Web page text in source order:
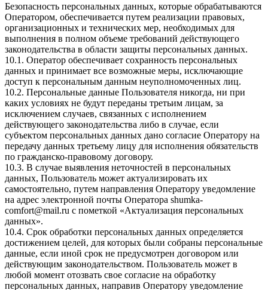
Безопасность персональных данных, которые обрабатываются
Оператором, обеспечивается путем реализации правовых,
организационных и технических мер, необходимых для
выполнения в полном объеме требований действующего
законодательства в области защиты персональных данных.
10.1. Оператор обеспечивает сохранность персональных
данных и принимает все возможные меры, исключающие
доступ к персональным данным неуполномоченных лиц.
10.2. Персональные данные Пользователя никогда, ни при
каких условиях не будут переданы третьим лицам, за
исключением случаев, связанных с исполнением
действующего законодательства либо в случае, если
субъектом персональных данных дано согласие Оператору на
передачу данных третьему лицу для исполнения обязательств
по гражданско-правовому договору.
10.3. В случае выявления неточностей в персональных
данных, Пользователь может актуализировать их
самостоятельно, путем направления Оператору уведомление
на адрес электронной почты Оператора shumka-
comfort@mail.ru с пометкой «Актуализация персональных
данных».
10.4. Срок обработки персональных данных определяется
достижением целей, для которых были собраны персональные
данные, если иной срок не предусмотрен договором или
действующим законодательством. Пользователь может в
любой момент отозвать свое согласие на обработку
персональных данных, направив Оператору уведомление